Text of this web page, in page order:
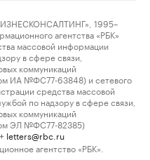
1995–
агентства «РБК»
массовой информации
в сфере связи,
коммуникаций
ИА №ФС77-63848) и сетевого
средства массовой
по надзору в сфере связи,
коммуникаций
ЭЛ №ФС77-82385)
letters@rbc.ru
агентство «РБК».